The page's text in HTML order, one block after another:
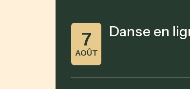
7
AOÛT
Danse en